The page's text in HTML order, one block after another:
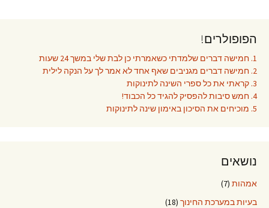
הפופולרים!
1. חמישה דברים שלמדתי כשאמרתי כן לבת שלי במשך 24 שעות
2. חמישה דברים מגניבים שאף אחד לא אמר לך על הנקה לילית
3. קראתי את כל ספרי השינה לתינוקות
4. חמש סיבות להפסיק להגיד כל הכבוד!
5. מוכיחים את הסיכון באימון שינה לתינוקות
נושאים
אמהות (7)
בעיות במערכת החינוך (18)